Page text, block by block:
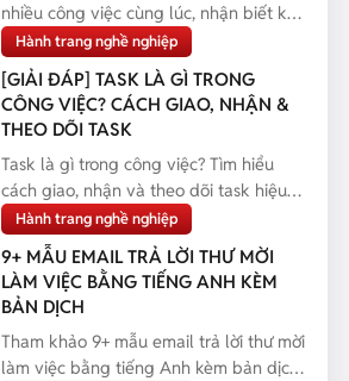
nhiều công việc cùng lúc, nhận biết khi
nào nên đa...
Hành trang nghề nghiệp
[GIẢI ĐÁP] TASK LÀ GÌ TRONG
CÔNG VIỆC? CÁCH GIAO, NHẬN &
THEO DÕI TASK
Task là gì trong công việc? Tìm hiểu
cách giao, nhận và theo dõi task hiệu
quả, giúp bạn q...
Hành trang nghề nghiệp
9+ MẪU EMAIL TRẢ LỜI THƯ MỜI
LÀM VIỆC BẰNG TIẾNG ANH KÈM
BẢN DỊCH
Tham khảo 9+ mẫu email trả lời thư mời
làm việc bằng tiếng Anh kèm bản dịch,